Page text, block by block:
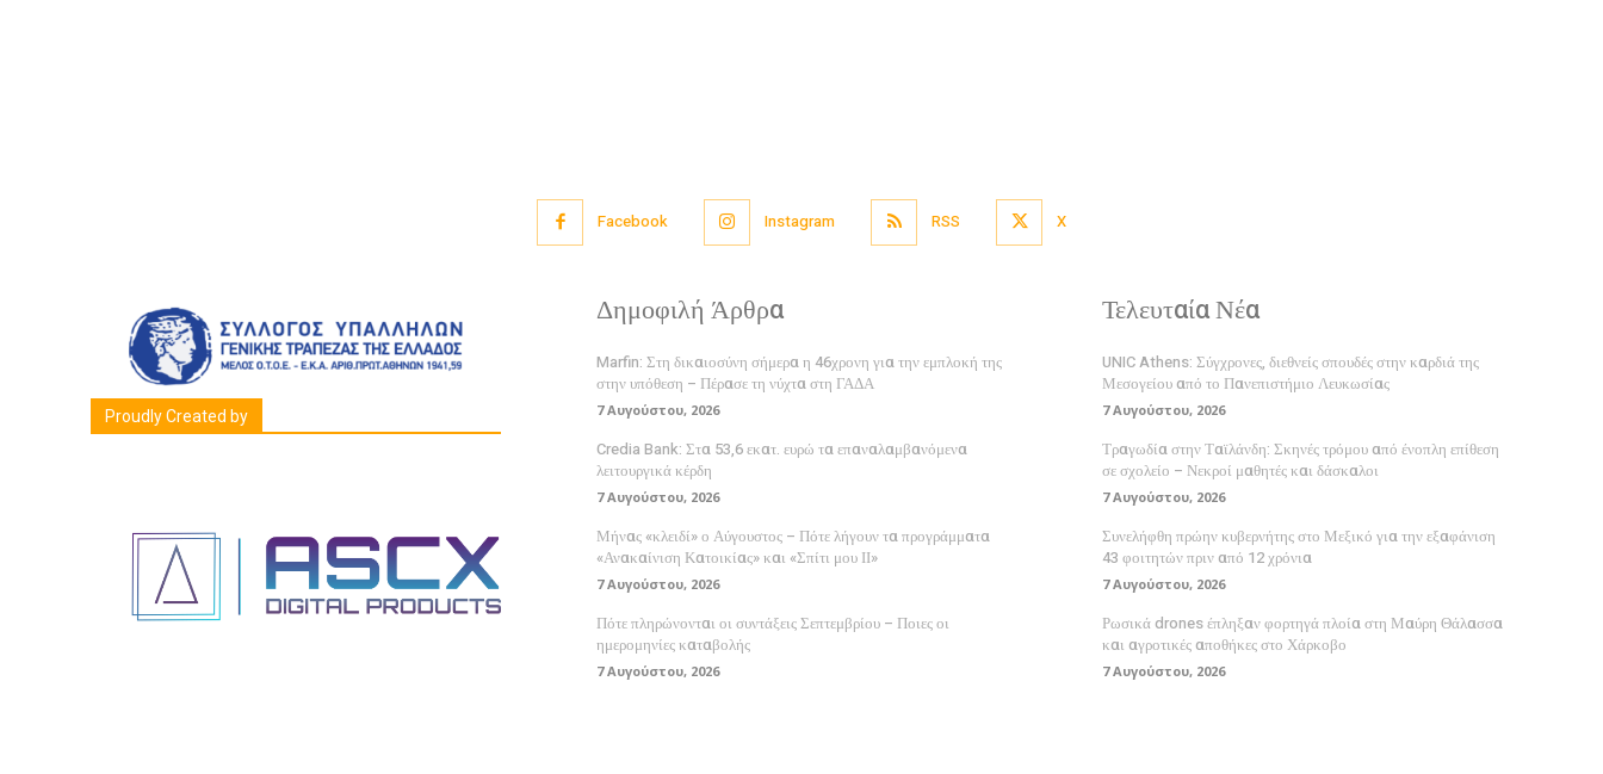
Facebook Instagram RSS X
Proudly Created by
Δημοφιλή Άρθρα
Marfin: Στη δικαιοσύνη σήμερα η 46χρονη για την εμπλοκή της
στην υπόθεση – Πέρασε τη νύχτα στη ΓΑΔΑ
7 Αυγούστου, 2026
Credia Bank: Στα 53,6 εκατ. ευρώ τα επαναλαμβανόμενα
λειτουργικά κέρδη
7 Αυγούστου, 2026
Μήνας «κλειδί» ο Αύγουστος – Πότε λήγουν τα προγράμματα
«Ανακαίνιση Κατοικίας» και «Σπίτι μου ΙΙ»
7 Αυγούστου, 2026
Πότε πληρώνονται οι συντάξεις Σεπτεμβρίου – Ποιες οι
ημερομηνίες καταβολής
7 Αυγούστου, 2026
Τελευταία Νέα
UNIC Athens: Σύγχρονες, διεθνείς σπουδές στην καρδιά της
Μεσογείου από το Πανεπιστήμιο Λευκωσίας
7 Αυγούστου, 2026
Τραγωδία στην Ταϊλάνδη: Σκηνές τρόμου από ένοπλη επίθεση
σε σχολείο – Νεκροί μαθητές και δάσκαλοι
7 Αυγούστου, 2026
Συνελήφθη πρώην κυβερνήτης στο Μεξικό για την εξαφάνιση
43 φοιτητών πριν από 12 χρόνια
7 Αυγούστου, 2026
Ρωσικά drones έπληξαν φορτηγά πλοία στη Μαύρη Θάλασσα
και αγροτικές αποθήκες στο Χάρκοβο
7 Αυγούστου, 2026